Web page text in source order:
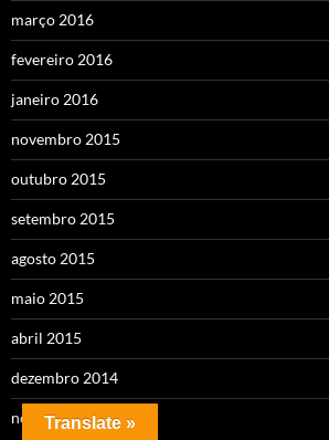
março 2016
fevereiro 2016
janeiro 2016
novembro 2015
outubro 2015
setembro 2015
agosto 2015
maio 2015
abril 2015
dezembro 2014
novembro 2014
Translate »